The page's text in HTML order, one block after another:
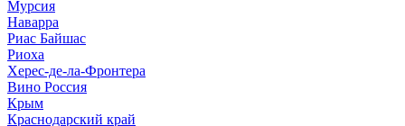
Мурсия
Наварра
Риас Байшас
Риоха
Херес-де-ла-Фронтера
Вино Россия
Крым
Краснодарский край